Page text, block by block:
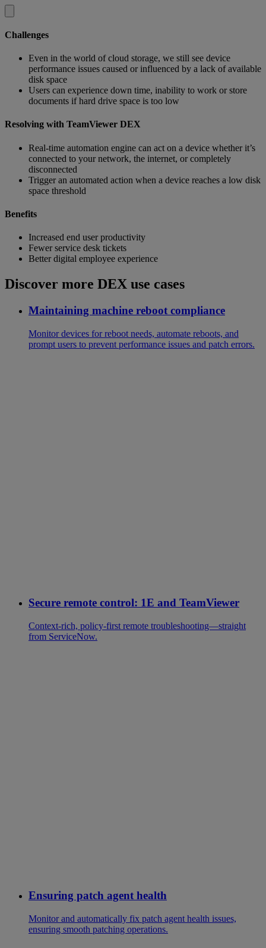
Challenges
Even in the world of cloud storage, we still see device
performance issues caused or influenced by a lack of available
disk space
Users can experience down time, inability to work or store
documents if hard drive space is too low
Resolving with TeamViewer DEX
Real-time automation engine can act on a device whether it’s
connected to your network, the internet, or completely
disconnected
Trigger an automated action when a device reaches a low disk
space threshold
Benefits
Increased end user productivity
Fewer service desk tickets
Better digital employee experience
Discover more DEX use cases
Maintaining machine reboot compliance
Monitor devices for reboot needs, automate reboots, and
prompt users to prevent performance issues and patch errors.
Secure remote control: 1E and TeamViewer
Context-rich, policy-first remote troubleshooting—straight
from ServiceNow.
Ensuring patch agent health
Monitor and automatically fix patch agent health issues,
ensuring smooth patching operations.